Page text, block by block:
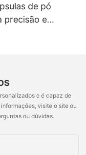
de pó
precisão e
e é capaz de
visite o site ou
ou dúvidas.